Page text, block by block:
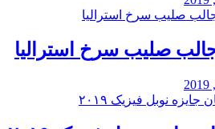
جالب صلیب سرخ استرالیا